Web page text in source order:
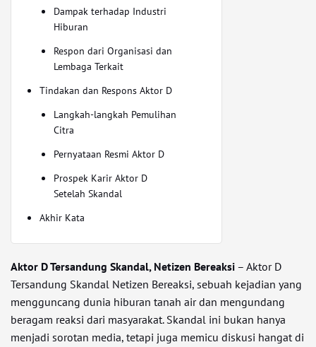
Dampak terhadap Industri
Hiburan
Respon dari Organisasi dan
Lembaga Terkait
Tindakan dan Respons Aktor D
Langkah-langkah Pemulihan
Citra
Pernyataan Resmi Aktor D
Prospek Karir Aktor D
Setelah Skandal
Akhir Kata
Aktor D Tersandung Skandal, Netizen Bereaksi – Aktor D
Tersandung Skandal Netizen Bereaksi, sebuah kejadian yang
mengguncang dunia hiburan tanah air dan mengundang
beragam reaksi dari masyarakat. Skandal ini bukan hanya
menjadi sorotan media, tetapi juga memicu diskusi hangat di